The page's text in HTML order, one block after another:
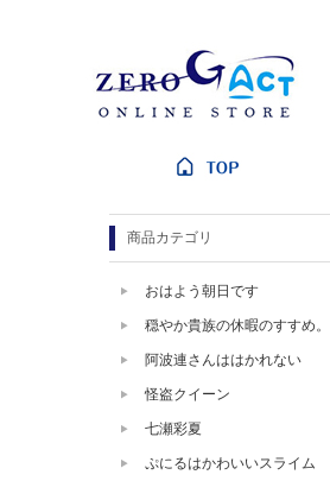
商品カテゴリ
おはよう朝日です
穏やか貴族の休暇のすすめ。
阿波連さんははかれない
怪盗クイーン
七瀬彩夏
ぷにるはかわいいスライム